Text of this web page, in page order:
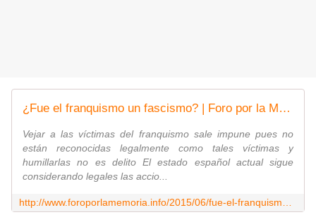
¿Fue el franquismo un fascismo? | Foro por la Memoria - Federación Estatal de Foros por la Memoria
Vejar a las víctimas del franquismo sale impune pues no
están reconocidas legalmente como tales víctimas y
humillarlas no es delito El estado español actual sigue
considerando legales las accio...